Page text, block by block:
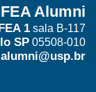
FEA Alumni
FEA 1 sala B-117
SP 05508-010